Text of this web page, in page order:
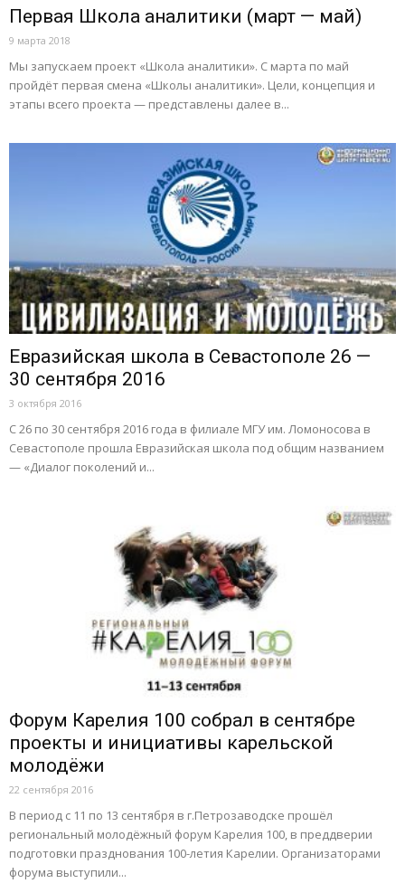
Первая Школа аналитики (март — май)
9 марта 2018
Мы запускаем проект «Школа аналитики». С марта по май
пройдёт первая смена «Школы аналитики». Цели, концепция и
этапы всего проекта — представлены далее в...
Евразийская школа в Севастополе 26 —
30 сентября 2016
3 октября 2016
С 26 по 30 сентября 2016 года в филиале МГУ им. Ломоносова в
Севастополе прошла Евразийская школа под общим названием
— «Диалог поколений и...
Форум Карелия 100 собрал в сентябре
проекты и инициативы карельской
молодёжи
22 сентября 2016
В период с 11 по 13 сентября в г.Петрозаводске прошёл
региональный молодёжный форум Карелия 100, в преддверии
подготовки празднования 100-летия Карелии. Организаторами
форума выступили...